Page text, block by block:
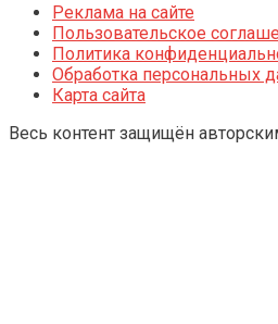
Реклама на сайте
Пользовательское
Политика
Обработка персональных
Карта сайта
Весь контент защищён